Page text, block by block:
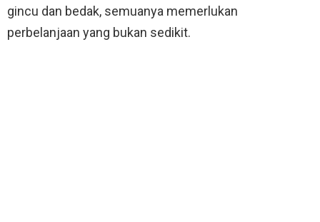
gincu dan bedak, semuanya memerlukan
perbelanjaan yang bukan sedikit.